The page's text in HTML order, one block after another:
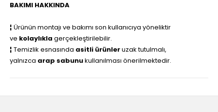
BAKIMI HAKKINDA
¦ Ürünün montajı ve bakımı son kullanıcıya yöneliktir
ve kolaylıkla gerçekleştirilebilir.
¦ Temizlik esnasında asitli ürünleruzak tutulmalı,
yalnızca arap sabunukullanılması önerilmektedir.